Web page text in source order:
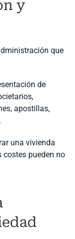
y
que
de
apostillas,
una vivienda
costes pueden no